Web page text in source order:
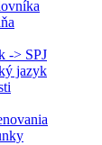
-> SPJ
jazyk